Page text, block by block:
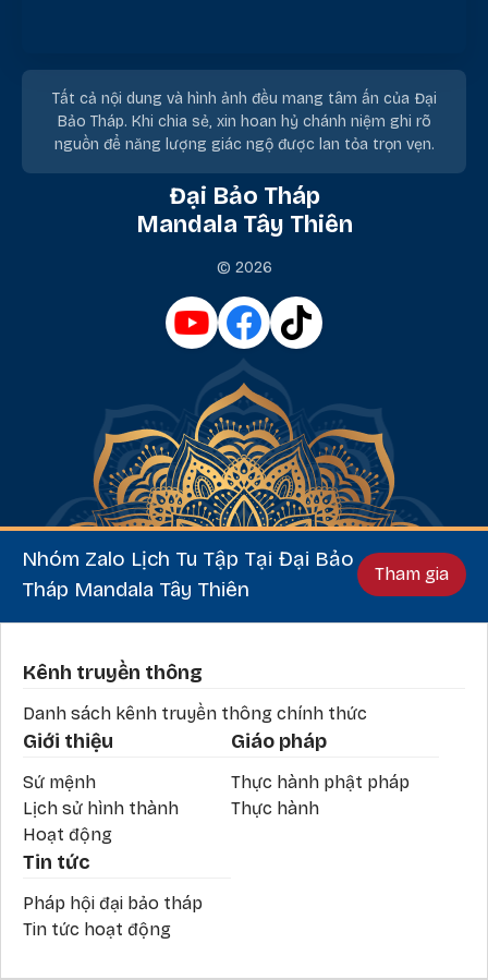
Tất cả nội dung và hình ảnh đều mang tâm ấn của Đại
Bảo Tháp. Khi chia sẻ, xin hoan hỷ chánh niệm ghi rõ
nguồn để năng lượng giác ngộ được lan tỏa trọn vẹn.
Đại Bảo Tháp
Mandala Tây Thiên
© 2026
Nhóm Zalo Lịch Tu Tập Tại Đại Bảo
Tháp Mandala Tây Thiên
Tham gia
Phần chân
Kênh truyền thông
Danh sách kênh truyền thông chính thức
Giới thiệu
Sứ mệnh
Lịch sử hình thành
Hoạt động
Giáo pháp
Thực hành phật pháp
Thực hành
Tin tức
Pháp hội đại bảo tháp
Tin tức hoạt động